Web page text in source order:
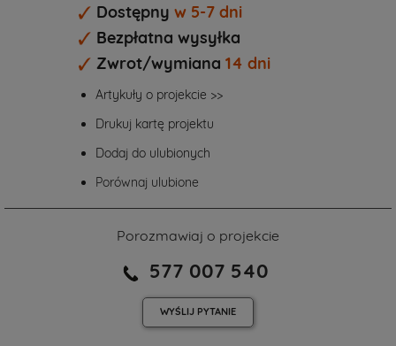
Dostępny w 5-7 dni
Bezpłatna wysyłka
Zwrot/wymiana 14 dni
Artykuły o projekcie >>
Drukuj kartę projektu
Dodaj do ulubionych
Porównaj ulubione
Porozmawiaj o projekcie
577 007 540
WYŚLIJ PYTANIE